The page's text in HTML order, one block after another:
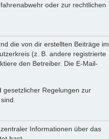
oder zur rechtlichen
die von dir erstellten Beiträge im
(z. B. andere registrierte
den Betreiber. Die E-Mail-
Regelungen zur
Informationen über das